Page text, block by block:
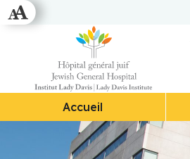
Accueil